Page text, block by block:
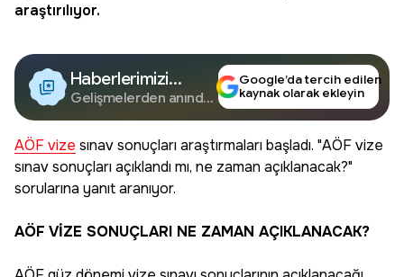
araştırılıyor.
Haberlerimizi
Google'da Takip
Edin
Gelişmelerden anında
Google’da tercih edilen
kaynak olarak ekleyin
AÖF vize sınav sonuçları araştırmaları başladı. "AÖF vize
sınav sonuçları açıklandı mı, ne zaman açıklanacak?"
sorularına yanıt aranıyor.
AÖF VİZE SONUÇLARI NE ZAMAN AÇIKLANACAK?